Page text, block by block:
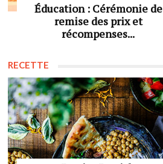
Éducation : Cérémonie de
remise des prix et
récompenses...
RECETTE